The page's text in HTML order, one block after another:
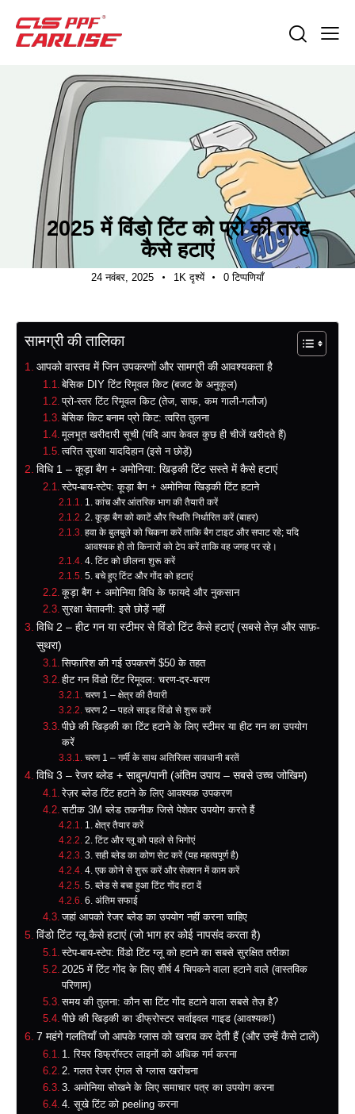
2025 में विंडो टिंट को प्रो की तरह
कैसे हटाएं
24 नवंबर, 2025 1K दृश्यें 0 टिप्पणियाँ
सामग्री की तालिका
आपको वास्तव में जिन उपकरणों और सामग्री की आवश्यकता है
बेसिक DIY टिंट रिमूवल किट (बजट के अनुकूल)
प्रो-स्तर टिंट रिमूवल किट (तेज, साफ, कम गाली-गलौज)
बेसिक किट बनाम प्रो किट: त्वरित तुलना
मूलभूत खरीदारी सूची (यदि आप केवल कुछ ही चीजें खरीदते हैं)
त्वरित सुरक्षा याददिहान (इसे न छोड़ें)
विधि 1 – कूड़ा बैग + अमोनिया: खिड़की टिंट सस्ते में कैसे हटाएं
स्टेप-बाय-स्टेप: कूड़ा बैग + अमोनिया खिड़की टिंट हटाने
1. कांच और आंतरिक भाग की तैयारी करें
2. कूड़ा बैग को काटें और स्थिति निर्धारित करें (बाहर)
हवा के बुलबुले को चिकना करें ताकि बैग टाइट और सपाट रहे; यदि
आवश्यक हो तो किनारों को टेप करें ताकि वह जगह पर रहे।
4. टिंट को छीलना शुरू करें
5. बचे हुए टिंट और गोंद को हटाएं
कूड़ा बैग + अमोनिया विधि के फायदे और नुकसान
सुरक्षा चेतावनी: इसे छोड़ें नहीं
विधि 2 – हीट गन या स्टीमर से विंडो टिंट कैसे हटाएं (सबसे तेज़ और साफ़-
सुथरा)
सिफारिश की गई उपकरणें $50 के तहत
हीट गन विंडो टिंट रिमूवल: चरण-दर-चरण
चरण 1 – क्षेत्र की तैयारी
चरण 2 – पहले साइड विंडो से शुरू करें
पीछे की खिड़की का टिंट हटाने के लिए स्टीमर या हीट गन का उपयोग
करें
चरण 1 – गर्मी के साथ अतिरिक्त सावधानी बरतें
विधि 3 – रेजर ब्लेड + साबुन/पानी (अंतिम उपाय – सबसे उच्च जोखिम)
रेज़र ब्लेड टिंट हटाने के लिए आवश्यक उपकरण
सटीक 3M ब्लेड तकनीक जिसे पेशेवर उपयोग करते हैं
1. क्षेत्र तैयार करें
2. टिंट और ग्लू को पहले से भिगोएं
3. सही ब्लेड का कोण सेट करें (यह महत्वपूर्ण है)
4. एक कोने से शुरू करें और सेक्शन में काम करें
5. ब्लेड से बचा हुआ टिंट गोंद हटा दें
6. अंतिम सफाई
जहां आपको रेजर ब्लेड का उपयोग नहीं करना चाहिए
विंडो टिंट ग्लू कैसे हटाएं (जो भाग हर कोई नापसंद करता है)
स्टेप-बाय-स्टेप: विंडो टिंट ग्लू को हटाने का सबसे सुरक्षित तरीका
2025 में टिंट गोंद के लिए शीर्ष 4 चिपकने वाला हटाने वाले (वास्तविक
परिणाम)
समय की तुलना: कौन सा टिंट गोंद हटाने वाला सबसे तेज़ है?
पीछे की खिड़की का डीफ्रोस्टर सर्वाइवल गाइड (आवश्यक!)
7 महंगे गलतियाँ जो आपके ग्लास को खराब कर देती हैं (और उन्हें कैसे टालें)
1. रियर डिफ्रॉस्टर लाइनों को अधिक गर्म करना
2. गलत रेजर एंगल से ग्लास खरोंचना
3. अमोनिया सोखने के लिए समाचार पत्र का उपयोग करना
4. सूखे टिंट को peeling करना